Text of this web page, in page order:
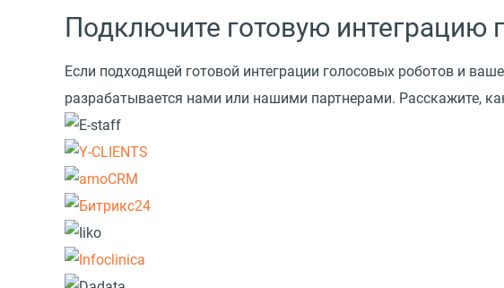
Подключите готовую интеграцию
Если подходящей готовой интеграции голосовых роботов и
разрабатывается нами или нашими партнерами. Расскажите,